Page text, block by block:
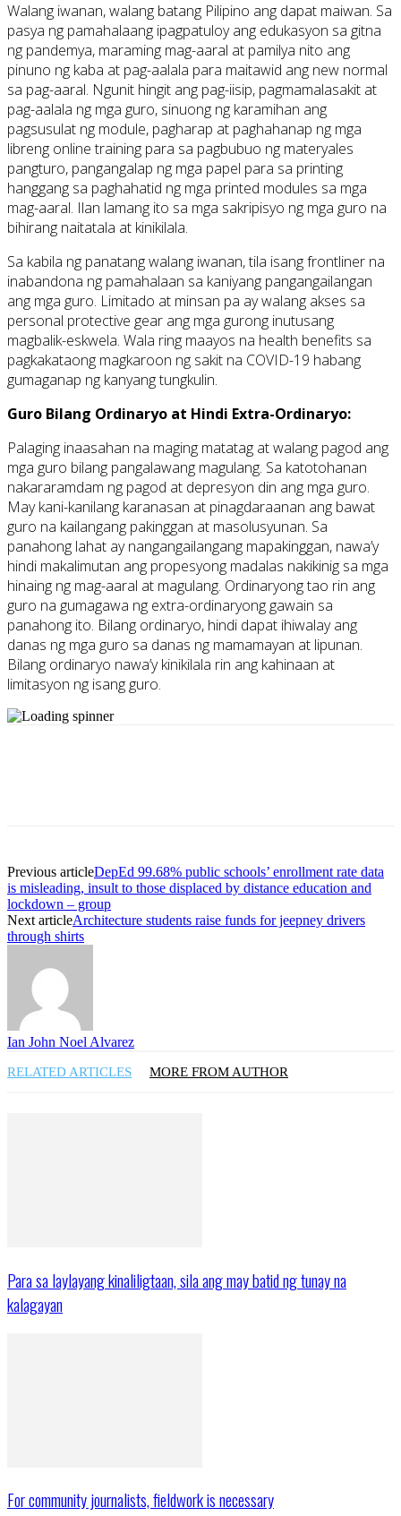
Walang iwanan, walang batang Pilipino ang dapat maiwan. Sa
pasya ng pamahalaang ipagpatuloy ang edukasyon sa gitna
ng pandemya, maraming mag-aaral at pamilya nito ang
pinuno ng kaba at pag-aalala para maitawid ang new normal
sa pag-aaral. Ngunit hingit ang pag-iisip, pagmamalasakit at
pag-aalala ng mga guro, sinuong ng karamihan ang
pagsusulat ng module, pagharap at paghahanap ng mga
libreng online training para sa pagbubuo ng materyales
pangturo, pangangalap ng mga papel para sa printing
hanggang sa paghahatid ng mga printed modules sa mga
mag-aaral. Ilan lamang ito sa mga sakripisyo ng mga guro na
bihirang naitatala at kinikilala.
Sa kabila ng panatang walang iwanan, tila isang frontliner na
inabandona ng pamahalaan sa kaniyang pangangailangan
ang mga guro. Limitado at minsan pa ay walang akses sa
personal protective gear ang mga gurong inutusang
magbalik-eskwela. Wala ring maayos na health benefits sa
pagkakataong magkaroon ng sakit na COVID-19 habang
gumaganap ng kanyang tungkulin.
Guro Bilang Ordinaryo at Hindi Extra-Ordinaryo:
Palaging inaasahan na maging matatag at walang pagod ang
mga guro bilang pangalawang magulang. Sa katotohanan
nakararamdam ng pagod at depresyon din ang mga guro.
May kani-kanilang karanasan at pinagdaraanan ang bawat
guro na kailangang pakinggan at masolusyunan. Sa
panahong lahat ay nangangailangang mapakinggan, nawa’y
hindi makalimutan ang propesyong madalas nakikinig sa mga
hinaing ng mag-aaral at magulang. Ordinaryong tao rin ang
guro na gumagawa ng extra-ordinaryong gawain sa
panahong ito. Bilang ordinaryo, hindi dapat ihiwalay ang
danas ng mga guro sa danas ng mamamayan at lipunan.
Bilang ordinaryo nawa’y kinikilala rin ang kahinaan at
limitasyon ng isang guro.
Previous articleDepEd 99.68% public schools’ enrollment rate data
is misleading, insult to those displaced by distance education and
lockdown – group
Next articleArchitecture students raise funds for jeepney drivers
through shirts
Ian John Noel Alvarez
RELATED ARTICLES MORE FROM AUTHOR
Para sa laylayang kinaliligtaan, sila ang may batid ng tunay na
kalagayan
For community journalists, fieldwork is necessary